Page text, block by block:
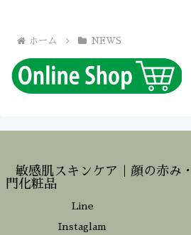
ホーム NEWS
敏感肌スキンケア｜顔の赤み
門化粧品
Line
Instaglam